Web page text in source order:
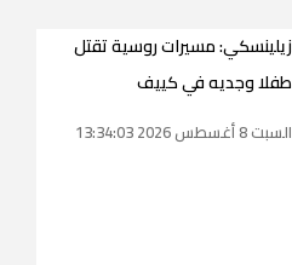
زيلينسكي: مسيرات روسية تقتل
طفلا وجديه في كييف
السبت 8 أغسطس 2026 13:34:03